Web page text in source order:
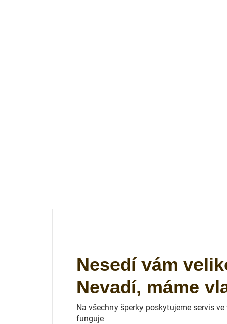
Nesedí vám
Nevadí, máme
Na všechny šperky poskytujeme servis
funguje